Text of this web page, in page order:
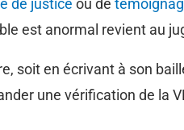
de justice ou de
est anormal revient au
soit en écrivant à son
une vérification de la